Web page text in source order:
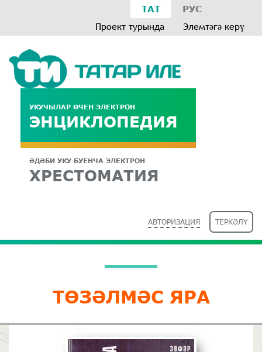
ТАТ РУС
Проект турында Элемтәгә керү
УКУЧЫЛАР ӨЧЕН ЭЛЕКТРОН
ЭНЦИКЛОПЕДИЯ
ӘДӘБИ УКУ БУЕНЧА ЭЛЕКТРОН
ХРЕСТОМАТИЯ
АВТОРИЗАЦИЯ ТЕРКӘЛҮ
ТӨЗӘЛМӘС ЯРА